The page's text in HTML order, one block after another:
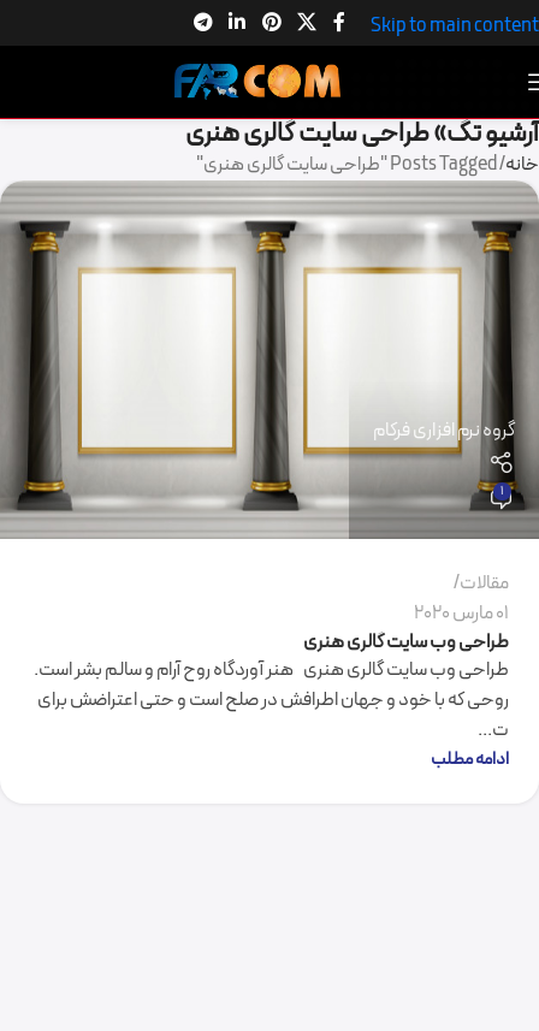
Skip to main content
آرشیو تگ» طراحی سایت گالری هنری
خانه Posts Tagged "طراحی سایت گالری هنری"
گروه نرم افزاری فرکام
1
مقالات
01 مارس 2020
طراحی وب سایت گالری هنری
طراحی وب سایت گالری هنری هنر آوردگاه روح آرام و سالم بشر است.
روحی که با خود و جهان اطرافش در صلح است و حتی اعتراضش برای
ت...
ادامه مطلب